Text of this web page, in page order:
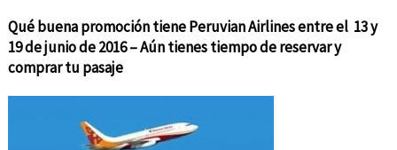
Qué buena promoción tiene Peruvian Airlines entre el 13 y
19 de junio de 2016 – Aún tienes tiempo de reservar y
comprar tu pasaje